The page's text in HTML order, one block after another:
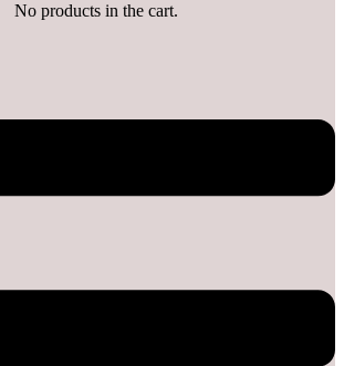
No products in the cart.